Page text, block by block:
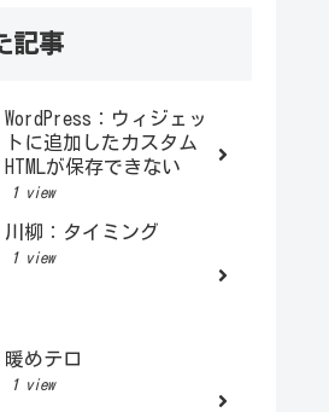
記事
WordPress：ウィジェッ
トに追加したカスタム
HTMLが保存できない
1 view
川柳：タイミング
1 view
暖めテロ
1 view